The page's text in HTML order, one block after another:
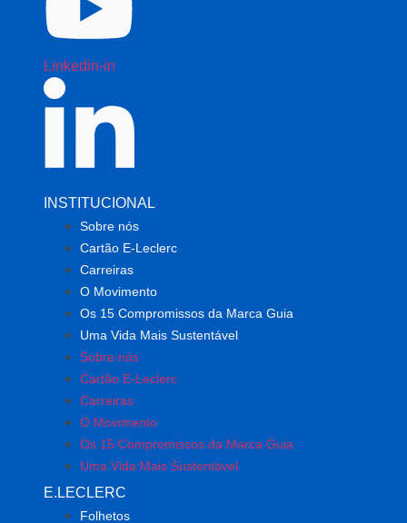
Linkedin-in
INSTITUCIONAL
Sobre nós
Cartão E-Leclerc
Carreiras
O Movimento
Os 15 Compromissos da Marca Guia
Uma Vida Mais Sustentável
Sobre nós
Cartão E-Leclerc
Carreiras
O Movimento
Os 15 Compromissos da Marca Guia
Uma Vida Mais Sustentável
E.LECLERC
Folhetos